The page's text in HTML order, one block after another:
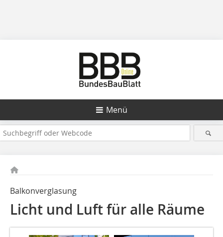
Menü
Balkonverglasung
Licht und Luft für alle Räume